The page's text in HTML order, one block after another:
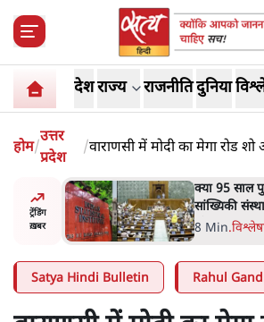
देशराज्य राजनीतिदुनिया
होम/
उत्तर
प्रदेश
/वाराणसी में मोदी का मेगा रोड
ट्रेंडिंग
ख़बर
5 नहीं,
क्या 95 साल
सांख्यिकी
भी अब मंडरा
8 Min.
Satya Hindi Bulletin Rahul